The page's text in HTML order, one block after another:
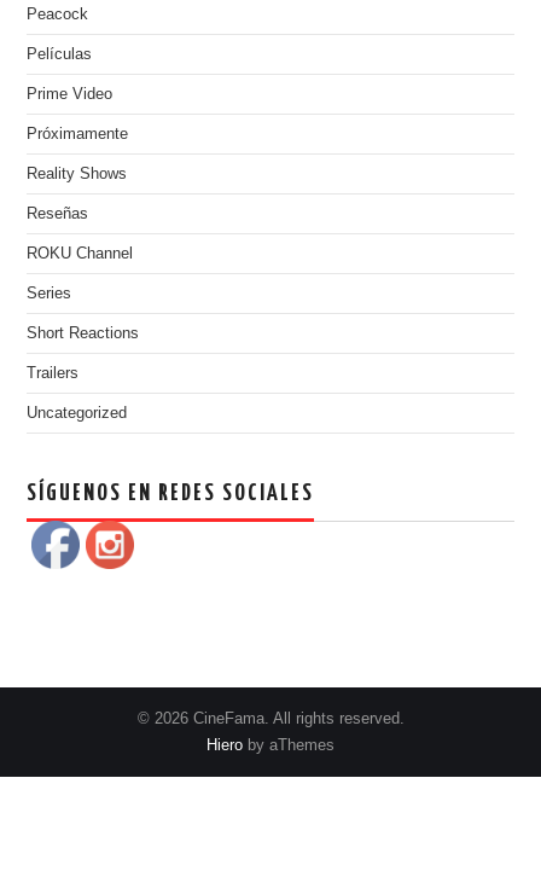
Peacock
Películas
Prime Video
Próximamente
Reality Shows
Reseñas
ROKU Channel
Series
Short Reactions
Trailers
Uncategorized
SÍGUENOS EN REDES SOCIALES
© 2026 CineFama. All rights reserved.
Hiero by aThemes